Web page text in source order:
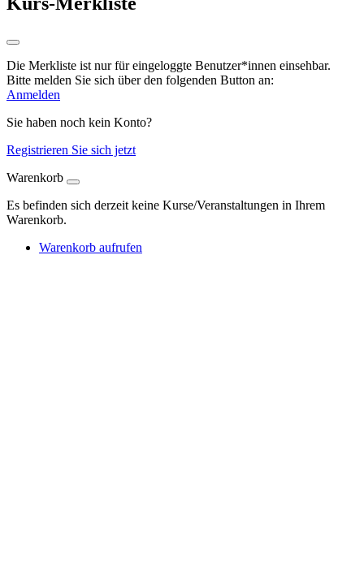
Die Merkliste ist nur für eingeloggte Benutzer*innen einsehbar.
Bitte melden Sie sich über den folgenden Button an:
Anmelden
Sie haben noch kein Konto?
Registrieren Sie sich jetzt
Warenkorb
Es befinden sich derzeit keine Kurse/Veranstaltungen in Ihrem
Warenkorb.
Warenkorb aufrufen